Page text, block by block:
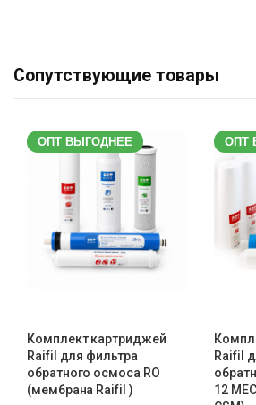
Сопутствующие товары
ОПТ ВЫГОДНЕЕ
Комплект картриджей
Raifil для фильтра
обратного осмоса RO
(мембрана Raifil )
ОПТ
Raifil
12